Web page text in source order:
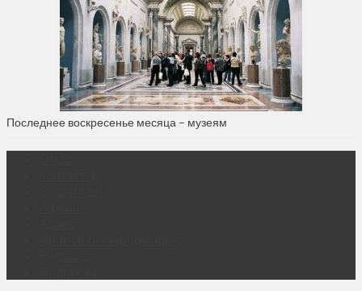
Последнее воскресенье месяца – музеям